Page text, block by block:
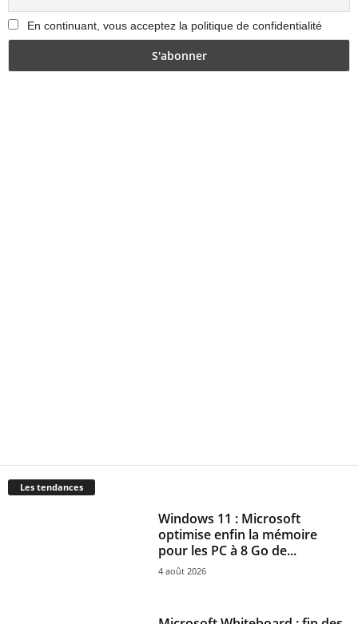
En continuant, vous acceptez la politique de confidentialité
Les tendances
Windows 11 : Microsoft
optimise enfin la mémoire
pour les PC à 8 Go de...
4 août 2026